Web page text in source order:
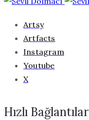
Artsy
Artfacts
Instagram
Youtube
X
Hızlı Bağlantılar